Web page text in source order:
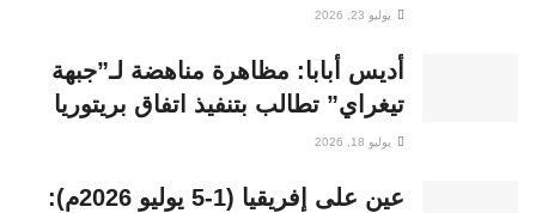
يوليو 23, 2026
أديس أبابا: مظاهرة مناهضة لـ”جبهة
تيغراي” تطالب بتنفيذ اتفاق بريتوريا
يوليو 18, 2026
عين على إفريقيا (1-5 يوليو 2026م):